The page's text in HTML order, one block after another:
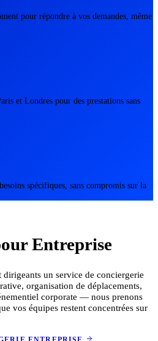
pour répondre à vos demandes, même
et Londres pour des prestations sans
spécifiques, sans compromis sur la
Entreprise
un service de conciergerie
organisation de déplacements,
corporate — nous prenons
vos équipes restent concentrées sur